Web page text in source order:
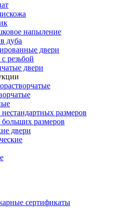
напыление
дуба
двери
резьбой
двери
размеров
размеров
двери
сертификаты